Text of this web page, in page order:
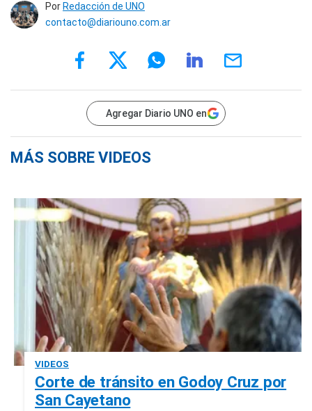
Por Redacción de UNO
contacto@diariouno.com.ar
Agregar Diario UNO en
MÁS SOBRE VIDEOS
VIDEOS
Corte de tránsito en Godoy Cruz por
San Cayetano